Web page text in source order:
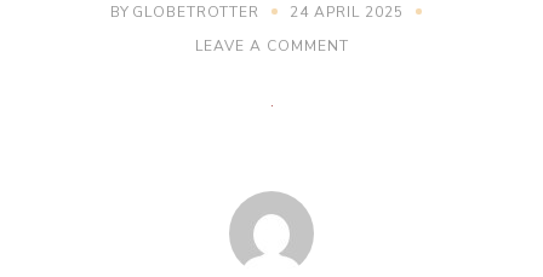
BY GLOBETROTTER
24 APRIL 2025
LEAVE A COMMENTON